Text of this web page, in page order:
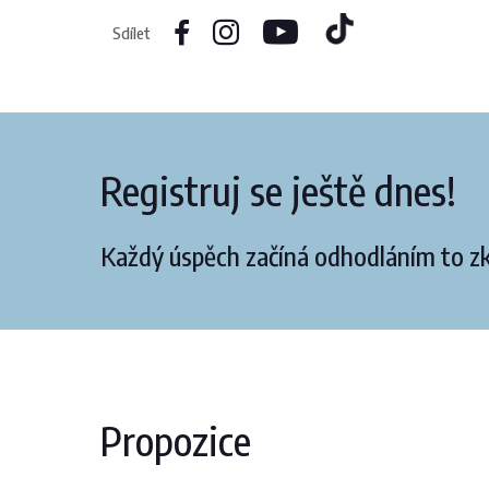
Sdílet
Registruj se ještě dnes!
Každý úspěch začíná odhodláním to
Propozice